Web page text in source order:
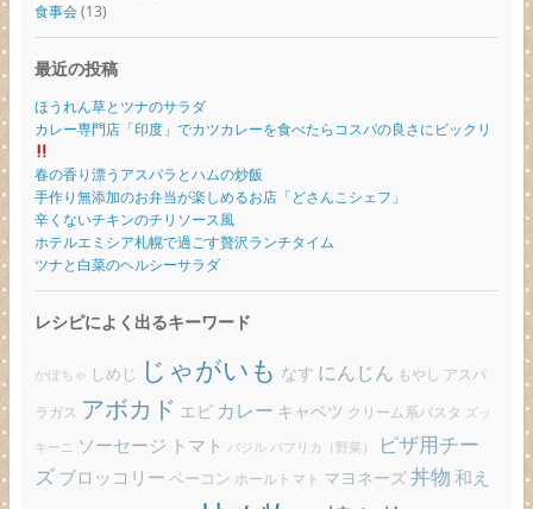
食事会(13)
最近の投稿
ほうれん草とツナのサラダ
カレー専門店「印度」でカツカレーを食べたらコスパの良さにビックリ
春の香り漂うアスパラとハムの炒飯
手作り無添加のお弁当が楽しめるお店「どさんこシェフ」
辛くないチキンのチリソース風
ホテルエミシア札幌で過ごす贅沢ランチタイム
ツナと白菜のヘルシーサラダ
レシピによく出るキーワード
かぼちゃ しめじ じゃがいも なす にんじん もやし アスパ
ラガス アボカド エビ カレー キャベツ クリーム系パスタ ズッ
キーニ ソーセージ トマト バジル パプリカ（野菜）
ピザ用チー
ズ ブロッコリー ベーコン ホールトマト マヨネーズ丼物 和え